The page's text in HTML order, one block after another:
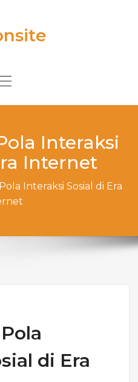
Toggle
Interaksi
Internet
Interaksi Sosial di Era
di Era